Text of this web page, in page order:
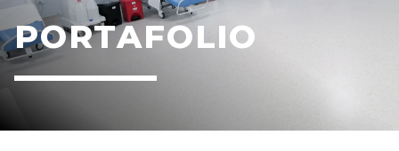
PORTAFOLIO